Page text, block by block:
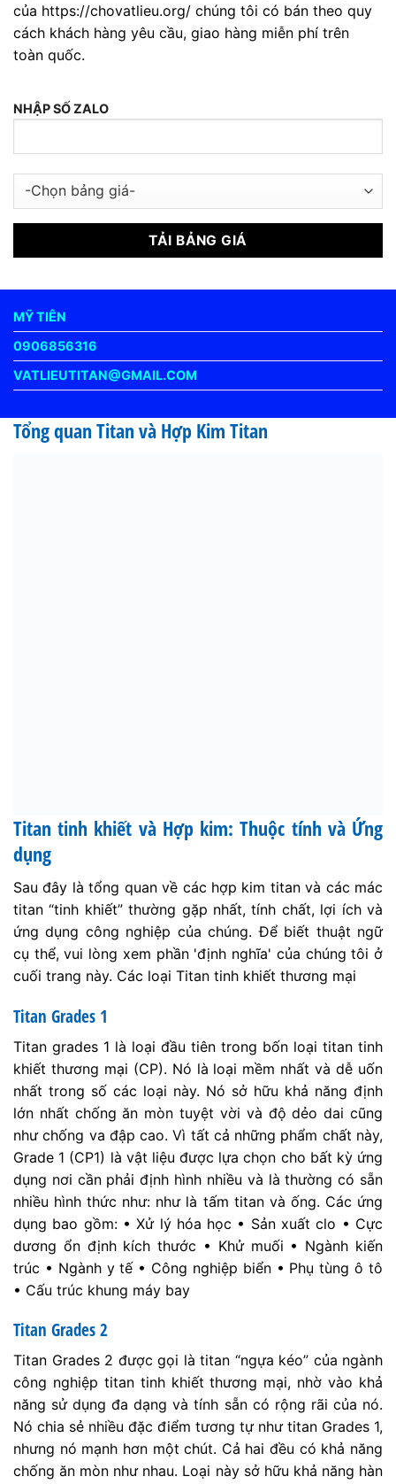
của https://chovatlieu.org/ chúng tôi có bán theo quy
cách khách hàng yêu cầu, giao hàng miễn phí trên
toàn quốc.
NHẬP SỐ ZALO
MỸ TIÊN
0906856316
VATLIEUTITAN@GMAIL.COM
Tổng quan Titan và Hợp Kim Titan
Titan tinh khiết và Hợp kim: Thuộc tính và Ứng
dụng
Sau đây là tổng quan về các hợp kim titan và các mác
titan “tinh khiết” thường gặp nhất, tính chất, lợi ích và
ứng dụng công nghiệp của chúng. Để biết thuật ngữ
cụ thể, vui lòng xem phần 'định nghĩa' của chúng tôi ở
cuối trang này. Các loại Titan tinh khiết thương mại
Titan Grades 1
Titan grades 1 là loại đầu tiên trong bốn loại titan tinh
khiết thương mại (CP). Nó là loại mềm nhất và dễ uốn
nhất trong số các loại này. Nó sở hữu khả năng định
lớn nhất chống ăn mòn tuyệt vời và độ dẻo dai cũng
như chống va đập cao. Vì tất cả những phẩm chất này,
Grade 1 (CP1) là vật liệu được lựa chọn cho bất kỳ ứng
dụng nơi cần phải định hình nhiều và là thường có sẵn
nhiều hình thức như: như là tấm titan và ống. Các ứng
dụng bao gồm: • Xử lý hóa học • Sản xuất clo • Cực
dương ổn định kích thước • Khử muối • Ngành kiến
trúc • Ngành y tế • Công nghiệp biển • Phụ tùng ô tô
• Cấu trúc khung máy bay
Titan Grades 2
Titan Grades 2 được gọi là titan “ngựa kéo” của ngành
công nghiệp titan tinh khiết thương mại, nhờ vào khả
năng sử dụng đa dạng và tính sẵn có rộng rãi của nó.
Nó chia sẻ nhiều đặc điểm tương tự như titan Grades 1,
nhưng nó mạnh hơn một chút. Cả hai đều có khả năng
chống ăn mòn như nhau. Loại này sở hữu khả năng hàn